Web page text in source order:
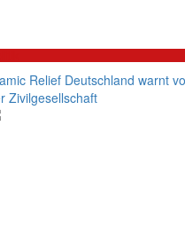
Relief Deutschland warnt
Zivilgesellschaft